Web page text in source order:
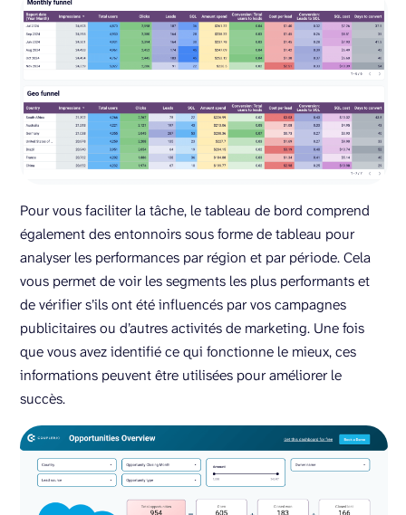
Pour vous faciliter la tâche, le tableau de bord comprend
également des entonnoirs sous forme de tableau pour
analyser les performances par région et par période. Cela
vous permet de voir les segments les plus performants et
de vérifier s’ils ont été influencés par vos campagnes
publicitaires ou d’autres activités de marketing. Une fois
que vous avez identifié ce qui fonctionne le mieux, ces
informations peuvent être utilisées pour améliorer le
succès.